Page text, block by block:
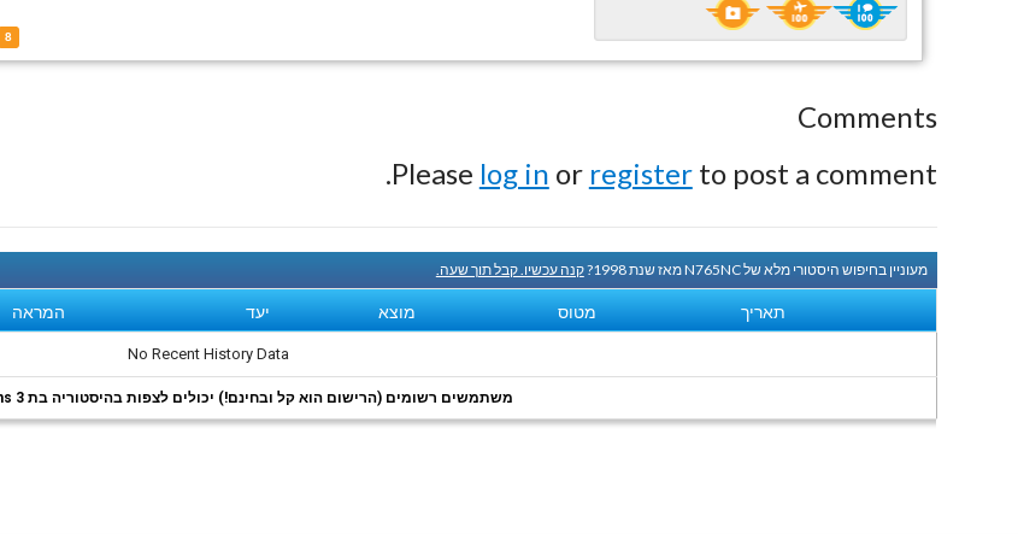
8
Comments
Please log in or registerto post a comment.
מעוניין בחיפוש היסטורי מלא של N765NC מאז שנת 1998? קנה עכשיו. קבל תוך שעה.
תאריך מטוס מוצא יעד המראה
No Recent History Data
משתמשים רשומים (הרישום הוא קל ובחינם!) יכולים לצפות בהיסטוריה בת 3 months.